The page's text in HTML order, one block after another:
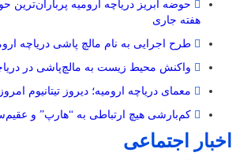
حوضه آبریز دریاچه ارومیه
هفته جاری
طرح اجرایی به نام مالچ پاشی دریاچه
واکنش محیط زیست به مالچ‌پاشی در
معمای دریاچه ارومیه؛ دیروز تیتانیوم امروز
کم‌بارشی هیچ ارتباطی به “هارپ” و
اخبار اجتماعی